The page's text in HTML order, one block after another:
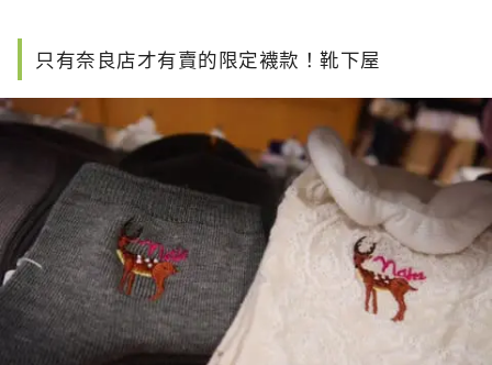
只有奈良店才有賣的限定襪款！靴下屋